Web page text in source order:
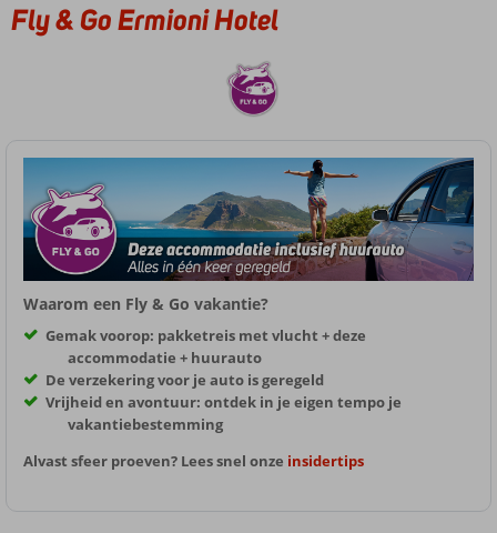
Fly & Go Ermioni Hotel
Waarom een Fly & Go vakantie?
Gemak voorop: pakketreis met vlucht + deze
accommodatie + huurauto
De verzekering voor je auto is geregeld
Vrijheid en avontuur: ontdek in je eigen tempo je
vakantiebestemming
Alvast sfeer proeven? Lees snel onze insidertips